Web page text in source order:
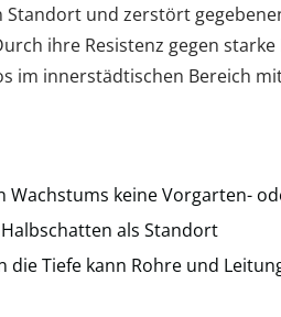
und zerstört
ihre Resistenz gegen
im innerstädtischen Bereich
Wachstums keine Vorgarten-
als Standort
die Tiefe kann Rohre und